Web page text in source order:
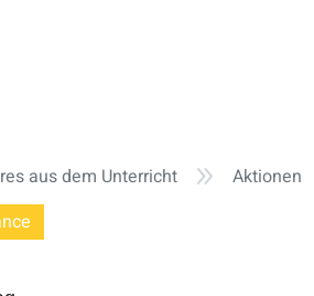
aus dem Unterricht 9 Aktionen